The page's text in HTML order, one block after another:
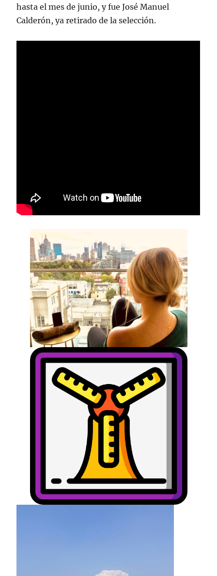
hasta el mes de junio, y fue José Manuel
Calderón, ya retirado de la selección.